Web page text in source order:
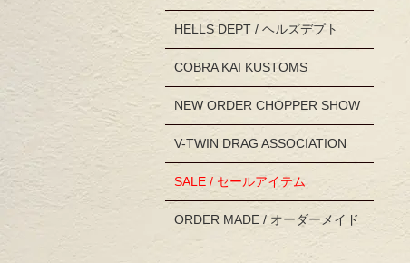
HELLS DEPT / ヘルズデプト
COBRA KAI KUSTOMS
NEW ORDER CHOPPER SHOW
V-TWIN DRAG ASSOCIATION
SALE / セールアイテム
ORDER MADE / オーダーメイド